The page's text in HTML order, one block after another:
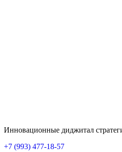
Инновационные диджитал
+7 (993) 477-18-57